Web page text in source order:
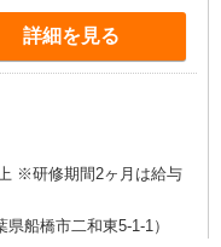
詳細を見る
※研修期間2ヶ月は給与
船橋市二和東5-1-1）